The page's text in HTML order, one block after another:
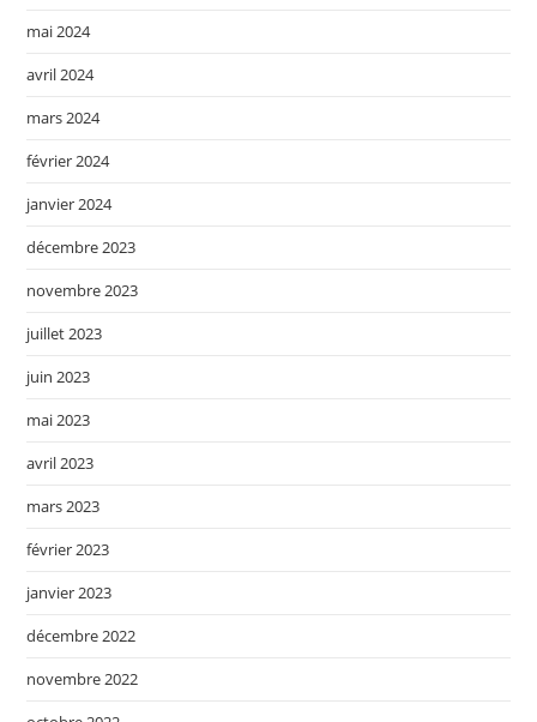
mai 2024
avril 2024
mars 2024
février 2024
janvier 2024
décembre 2023
novembre 2023
juillet 2023
juin 2023
mai 2023
avril 2023
mars 2023
février 2023
janvier 2023
décembre 2022
novembre 2022